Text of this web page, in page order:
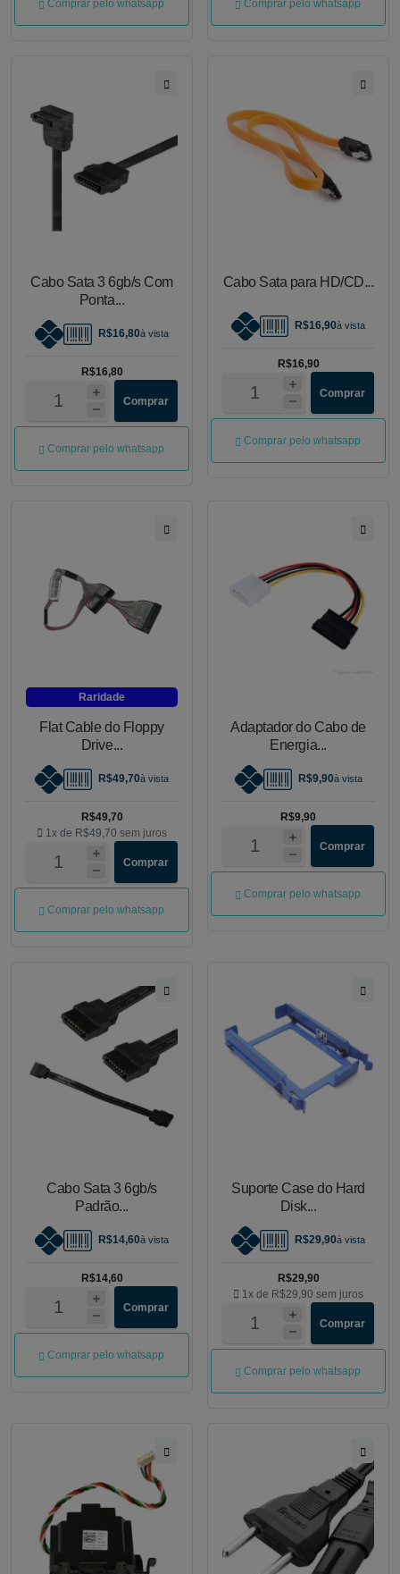
Comprar pelo whatsapp Comprar pelo whatsapp
Cabo Sata 3 6gb/s Com
Ponta...
R$16,80à vista
R$16,80
Comprar
Comprar pelo whatsapp
Cabo Sata para HD/CD...
R$16,90à vista
R$16,90
Comprar
Comprar pelo whatsapp
Raridade
Flat Cable do Floppy
Drive...
R$49,70à vista
R$49,70
1x de R$49,70 sem juros
Comprar
Comprar pelo whatsapp
Adaptador do Cabo de
Energia...
R$9,90à vista
R$9,90
Comprar
Comprar pelo whatsapp
Cabo Sata 3 6gb/s
Padrão...
R$14,60à vista
R$14,60
Comprar
Comprar pelo whatsapp
Suporte Case do Hard
Disk...
R$29,90à vista
R$29,90
1x de R$29,90 sem juros
Comprar
Comprar pelo whatsapp